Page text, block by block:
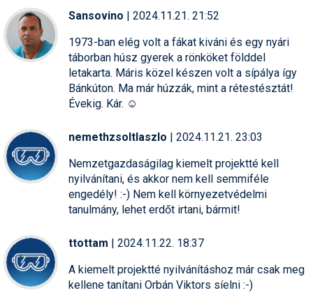
Sansovino | 2024.11.21. 21:52
1973-ban elég volt a fákat kiváni és egy nyári
táborban húsz gyerek a rönköket földdel
letakarta. Máris közel készen volt a sípálya így
Bánkúton. Ma már húzzák, mint a rétestésztát!
Évekig. Kár. ☺
nemethzsoltlaszlo | 2024.11.21. 23:03
Nemzetgazdaságilag kiemelt projektté kell
nyilvánítani, és akkor nem kell semmiféle
engedély! :-) Nem kell környezetvédelmi
tanulmány, lehet erdőt irtani, bármit!
ttottam | 2024.11.22. 18:37
A kiemelt projektté nyilvánításhoz már csak meg
kellene tanítani Orbán Viktors síelni :-)